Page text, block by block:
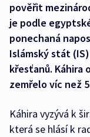
pověřit
je podle
ponechaná
Islámský stát
křesťanů. Káhira
zemřelo víc než
Káhira vyzývá k
která se hlásí k